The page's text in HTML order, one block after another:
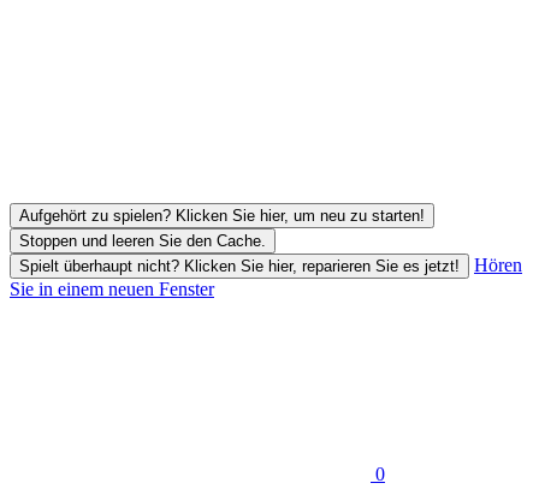
Aufgehört zu spielen? Klicken Sie hier, um neu zu starten!
Stoppen und leeren Sie den Cache.
Spielt überhaupt nicht? Klicken Sie hier, reparieren Sie es jetzt!
Hören
Sie in einem neuen Fenster
0